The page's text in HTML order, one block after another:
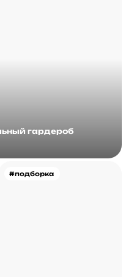
гардероб
#подборка